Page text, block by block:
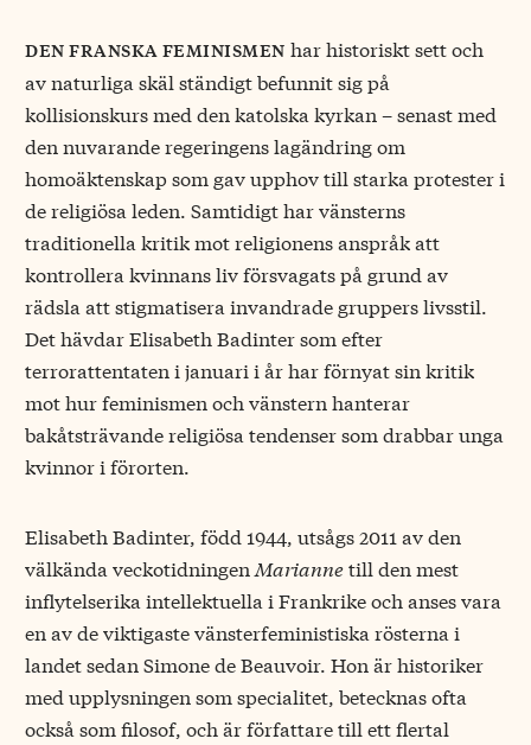
den franska feminismen har historiskt sett och
av naturliga skäl ständigt befunnit sig på
kollisionskurs med den katolska kyrkan – senast med
den nuvarande regeringens lagändring om
homoäktenskap som gav upphov till starka protester i
de religiösa leden. Samtidigt har vänsterns
traditionella kritik mot religionens anspråk att
kontrollera kvinnans liv försvagats på grund av
rädsla att stigmatisera invandrade gruppers livsstil.
Det hävdar Elisabeth Badinter som efter
terrorattentaten i januari i år har förnyat sin kritik
mot hur feminismen och vänstern hanterar
bakåtsträvande religiösa tendenser som drabbar unga
kvinnor i förorten.
Elisabeth Badinter, född 1944, utsågs 2011 av den
välkända veckotidningenMariannetill den mest
inflytelserika intellektuella i Frankrike och anses vara
en av de viktigaste vänsterfeministiska rösterna i
landet sedan Simone de Beauvoir. Hon är historiker
med upplysningen som specialitet, betecknas ofta
också som filosof, och är författare till ett flertal